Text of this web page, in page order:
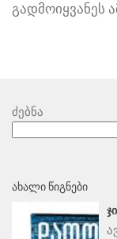
გადმოიყვანეს
ძებნა
ᲐᲮᲐᲚᲘ ᲬᲘᲒᲜᲔᲑᲘ